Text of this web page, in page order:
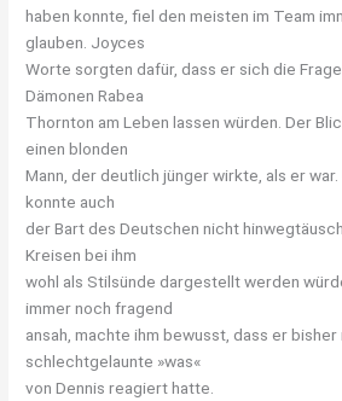
haben konnte, fiel den meisten im Team
glauben. Joyces
Worte sorgten dafür, dass er sich die
Dämonen Rabea
Thornton am Leben lassen würden. Der
einen blonden
Mann, der deutlich jünger wirkte, als er
konnte auch
der Bart des Deutschen nicht
Kreisen bei ihm
wohl als Stilsünde dargestellt werden
immer noch fragend
ansah, machte ihm bewusst, dass er bisher
schlechtgelaunte »was«
von Dennis reagiert hatte.